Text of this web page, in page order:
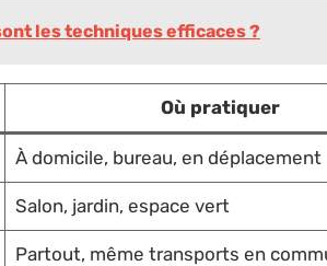
les techniques efficaces ?
Où pratiquer
À domicile, bureau, en déplacement
Salon, jardin, espace vert
Partout, même transports en